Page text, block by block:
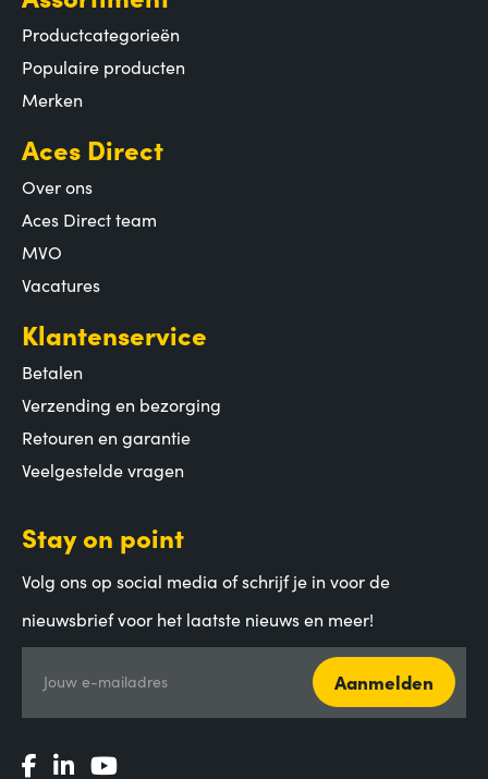
Productcategorieën
Populaire producten
Merken
Aces Direct
Over ons
Aces Direct team
MVO
Vacatures
Klantenservice
Betalen
Verzending en bezorging
Retouren en garantie
Veelgestelde vragen
Stay on point
Volg ons op social media of schrijf je in voor de
nieuwsbrief voor het laatste nieuws en meer!
Jouw e-mailadres Aanmelden